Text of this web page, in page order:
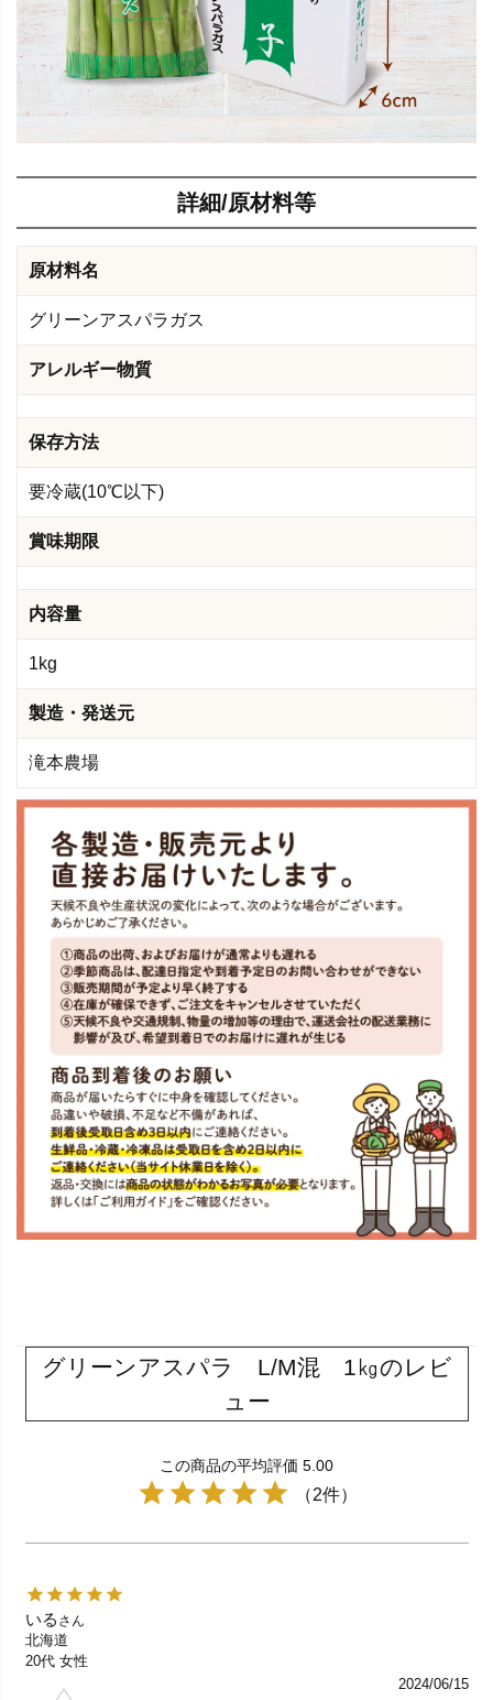
詳細/原材料等
原材料名
グリーンアスパラガス
アレルギー物質
保存方法
要冷蔵(10℃以下)
賞味期限
内容量
1kg
製造・発送元
滝本農場
グリーンアスパラ L/M混 1㎏のレビ
ュー
この商品の平均評価 5.00
（2件）
いる さん
北海道
20代 女性
2024/06/15